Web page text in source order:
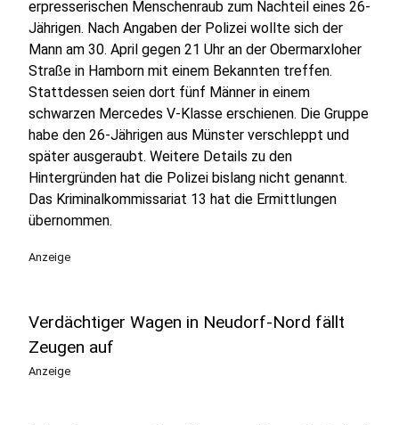
erpresserischen Menschenraub zum Nachteil eines 26-
Jährigen. Nach Angaben der Polizei wollte sich der
Mann am 30. April gegen 21 Uhr an der Obermarxloher
Straße in Hamborn mit einem Bekannten treffen.
Stattdessen seien dort fünf Männer in einem
schwarzen Mercedes V-Klasse erschienen. Die Gruppe
habe den 26-Jährigen aus Münster verschleppt und
später ausgeraubt. Weitere Details zu den
Hintergründen hat die Polizei bislang nicht genannt.
Das Kriminalkommissariat 13 hat die Ermittlungen
übernommen.
Anzeige
Verdächtiger Wagen in Neudorf-Nord fällt
Zeugen auf
Anzeige